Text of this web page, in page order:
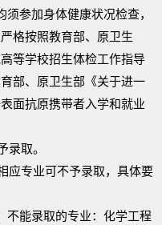
参加身体健康状况检查，
格按照教育部、原卫生
等学校招生体检工作指导
部、原卫生部《关于进一
面抗原携带者入学和就业
录取。
应专业可不予录取，具体要
不能录取的专业：化学工程